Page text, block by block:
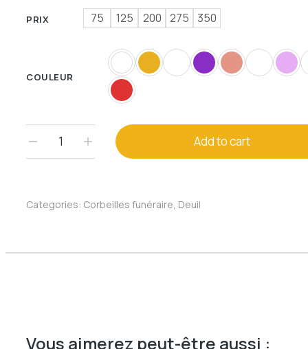
PRIX 75 125 200 275 350
COULEUR
Add to cart
Categories: Corbeilles funéraire, Deuil
Vous aimerez peut-être aussi :